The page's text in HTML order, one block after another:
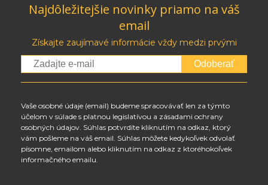
Najdôležitejšie novinky priamo na váš
email
Získajte zaujímavé informácie vždy medzi prvými
Odoberať
Vaše osobné údaje (email) budeme spracovávať len za týmto
účelom v súlade s platnou legislatívou a zásadami ochrany
osobných údajov. Súhlas potvrdíte kliknutím na odkaz, ktorý
vám pošleme na váš email. Súhlas môžete kedykoľvek odvolať
písomne, emailom alebo kliknutím na odkaz z ktoréhokoľvek
informačného emailu.